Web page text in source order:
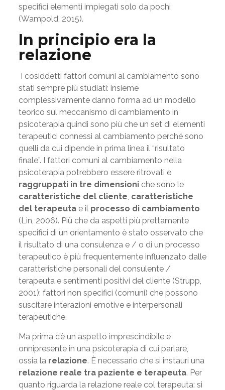
specifici elementi impiegati solo da pochi
(Wampold, 2015).
In principio era la
relazione
I cosiddetti fattori comuni al cambiamento sono
stati sempre più studiati: insieme
complessivamente danno forma ad un modello
teorico sul meccanismo di cambiamento in
psicoterapia quindi sono più che un set di elementi
terapeutici connessi al cambiamento perché sono
quelli da cui dipende in prima linea il “risultato
finale”. I fattori comuni al cambiamento nella
psicoterapia potrebbero essere ritrovati e
raggruppati in tre dimensioniche sono le
caratteristiche del cliente, caratteristiche
del terapeutae il processo di cambiamento
(Lin, 2006). Più che da aspetti più prettamente
specifici di un orientamento è stato osservato che
il risultato di una consulenza e / o di un processo
terapeutico è più frequentemente influenzato dalle
caratteristiche personali del consulente /
terapeuta e sentimenti positivi del cliente (Strupp,
2001): fattori non specifici (comuni) che possono
suscitare interazioni emotive e interpersonali
terapeutiche.
Ma prima c’è un aspetto imprescindibile e
onnipresente in una psicoterapia di cui parlare,
ossia la relazione. È necessario che si instauri una
relazione reale tra paziente e terapeuta. Per
quanto riguarda la relazione reale col terapeuta: si